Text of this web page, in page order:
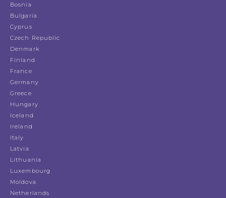
Bosnia
Bulgaria
Cyprus
Czech Republic
Denmark
Finland
France
Germany
Greece
Hungary
Iceland
Ireland
Italy
Latvia
Lithuania
Luxembourg
Moldova
Netherlands